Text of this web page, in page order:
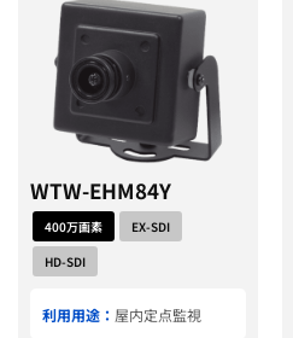
WTW-EHM84Y
400万画素
EX-SDI
HD-SDI
利用用途： 屋内定点監視